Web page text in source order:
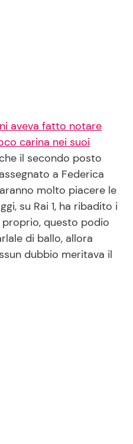
aveva fatto notare
carina nei suoi
il secondo posto
a Federica
molto piacere le
su Rai 1, ha ribadito i
questo podio
di ballo, allora
dubbio meritava il